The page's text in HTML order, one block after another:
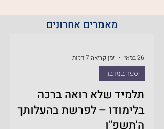
מאמרים אחרונים
26 במאי זמן קריאה 7 דקות
ספר במדבר
תלמיד שלא רואה ברכה
בלימודו – לפרשת בהעלותך
ה'תשפ"ו